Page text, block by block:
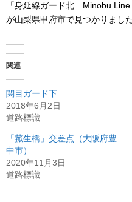
「身延線ガード北 Minobu Line
が山梨県甲府市で見つかりまし
関連
関目ガード下
2018年6月2日
道路標識
「菰生橋」交差点（大阪府豊
中市）
2020年11月3日
道路標識